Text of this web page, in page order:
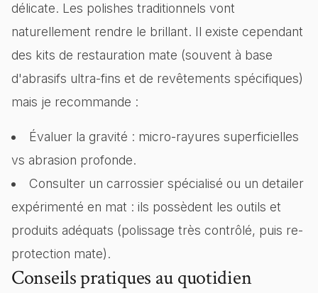
délicate. Les polishes traditionnels vont
naturellement rendre le brillant. Il existe cependant
des kits de restauration mate (souvent à base
d'abrasifs ultra-fins et de revêtements spécifiques)
mais je recommande :
Évaluer la gravité : micro-rayures superficielles
vs abrasion profonde.
Consulter un carrossier spécialisé ou un detailer
expérimenté en mat : ils possèdent les outils et
produits adéquats (polissage très contrôlé, puis re-
protection mate).
Conseils pratiques au quotidien